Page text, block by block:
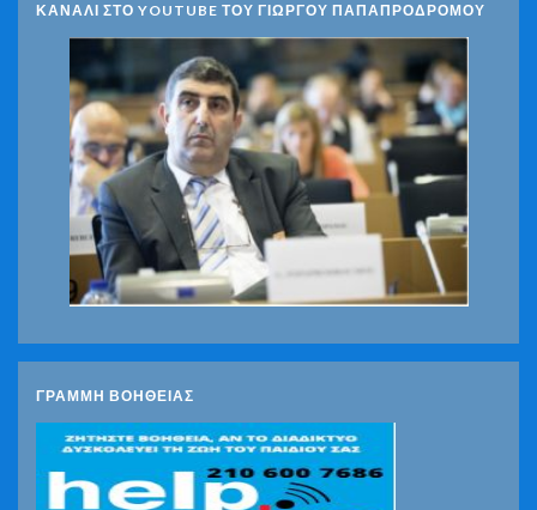
ΚΑΝΑΛΙ ΣΤΟ YOUTUBE ΤΟΥ ΓΙΩΡΓΟΥ ΠΑΠΑΠΡΟΔΡΟΜΟΥ
ΓΡΑΜΜΗ ΒΟΗΘΕΙΑΣ